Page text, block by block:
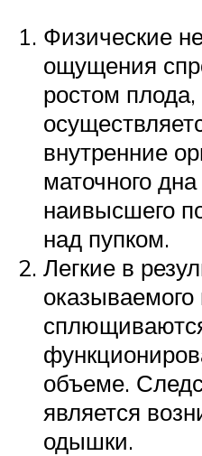
Физические
ощущения
ростом плода,
внутренние
маточного
наивысшего
над пупком.
Легкие в
оказываемого
объеме.
является
одышки.